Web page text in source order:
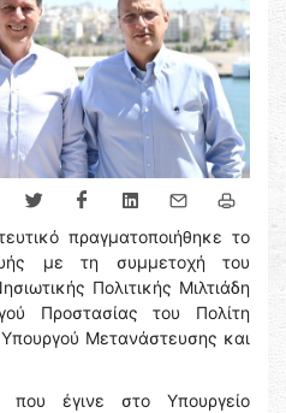
πραγματοποιήθηκε το
με τη συμμετοχή του
Πολιτικής Μιλτιάδη
Προστασίας του Πολίτη
Μετανάστευσης και
που έγινε στο Υπουργείο